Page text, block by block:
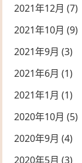
2021年12月 (7)
2021年10月 (9)
2021年9月 (3)
2021年6月 (1)
2021年1月 (1)
2020年10月 (5)
2020年9月 (4)
2020年5月 (3)